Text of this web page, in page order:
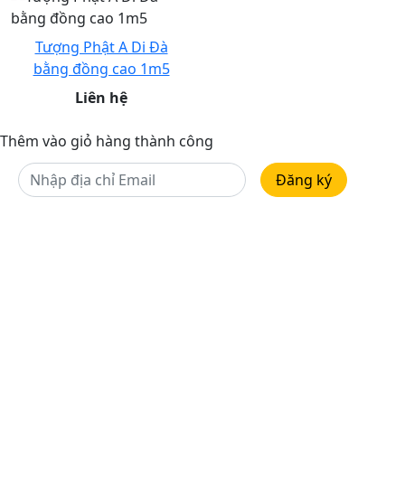
Tượng Phật A Di Đà
bằng đồng cao 1m5
Liên hệ
Thêm vào giỏ hàng thành công
Đăng ký